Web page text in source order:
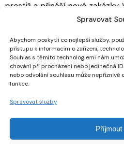
Spravovat
Abychom poskytli co nejlepší služby,
přístupu k informacím o zařízení,
Souhlas s těmito technologiemi nám
chování při procházení nebo jedinečná
nebo odvolání souhlasu může
funkce.
Spravovat služby
Příjmout
prestiž a přináší nové
jednorázová služba, ale
proces.
Jak odprezentovat realizaci
médiích?
Prezentace realizace v
text, správný výběr fotografií a
kompletní podklady, které